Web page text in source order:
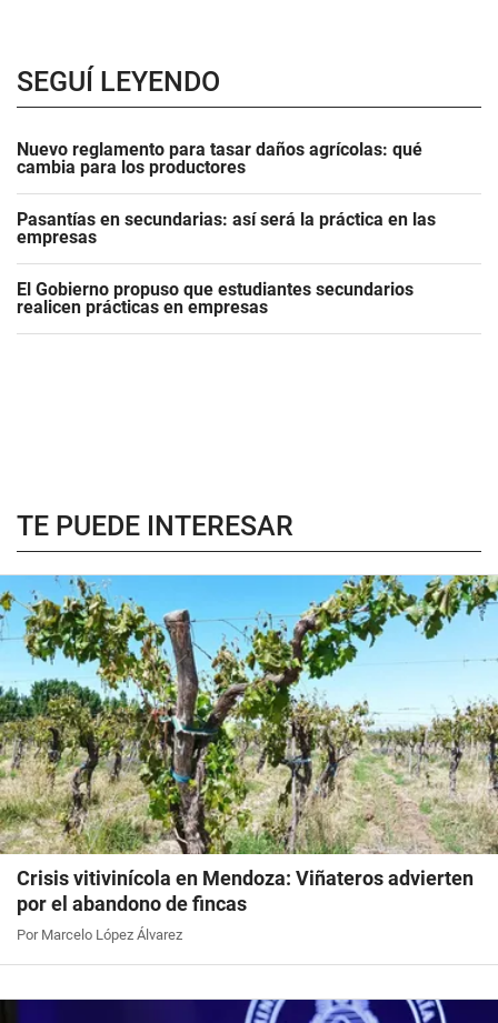
SEGUÍ LEYENDO
Nuevo reglamento para tasar daños agrícolas: qué
cambia para los productores
Pasantías en secundarias: así será la práctica en las
empresas
El Gobierno propuso que estudiantes secundarios
realicen prácticas en empresas
TE PUEDE INTERESAR
Crisis vitivinícola en Mendoza: Viñateros advierten
por el abandono de fincas
Por Marcelo López Álvarez